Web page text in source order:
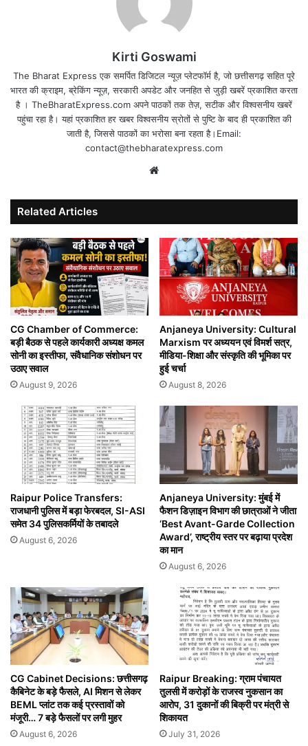
Kirti Goswami
The Bharat Express एक समर्पित डिजिटल न्यूज़ प्लेटफॉर्म है, जो छत्तीसगढ़ सहित पूरे
भारत की क्राइम, ब्रेकिंग न्यूज़, सरकारी अपडेट और जनहित से जुड़ी खबरें प्रकाशित करता
है । TheBharatExpress.com अपने पाठकों तक तेज़, सटीक और विश्वसनीय खबरें
पहुंचा रहा है। यहां प्रकाशित हर खबर विश्वसनीय स्रोतों से पुष्टि के बाद ही प्रकाशित की
जाती है, जिससे पाठकों का भरोसा बना रहता है।Email:
contact@thebharatexpress.com
Related Articles
CG Chamber of Commerce:
बड़ी बैठक से पहले कार्यकारी अध्यक्ष कमल
सोनी का इस्तीफा, संवैधानिक संशोधन पर
उठाए सवाल
August 9, 2026
Anjaneya University: Cultural
Marxism पर अध्ययन एवं विमर्श सत्र,
मीडिया-शिक्षा और संस्कृति की भूमिका पर
हुई चर्चा
August 8, 2026
Raipur Police Transfers:
राजधानी पुलिस में बड़ा फेरबदल, SI-ASI
समेत 34 पुलिसकर्मियों के तबादले
August 6, 2026
Anjaneya University: मुंबई में
फैशन डिज़ाइन विभाग की छात्राओं ने जीता
‘Best Avant-Garde Collection
Award’, राष्ट्रीय स्तर पर बढ़ाया प्रदेश
का मान
August 6, 2026
CG Cabinet Decisions: छत्तीसगढ़
कैबिनेट के बड़े फैसले, AI मिशन से लेकर
BEML प्लांट तक कई प्रस्तावों को
मंजूरी… 7 बड़े फैसलों पर लगी मुहर
August 6, 2026
Raipur Breaking: ग्राम पंचायत
तुलसी में करोड़ों के राजस्व नुकसान का
आरोप, 31 दुकानों की बिक्री पर मंत्री से
शिकायत
July 31, 2026